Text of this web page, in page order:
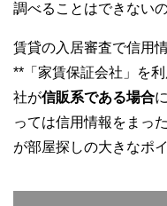
調べることはできないの
賃貸の入居審査で信用
**「家賃保証会社」を
社が信販系である場合
っては信用情報をまっ
が部屋探しの大きなポ